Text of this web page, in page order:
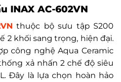
INAX AC-602VN
thuộc bộ sưu tập S200
2 khối sang trọng, hiện đại.
công nghệ Aqua Ceramic
xả nhấn 2 chế độ siêu
Đây là lựa chọn hoàn hảo